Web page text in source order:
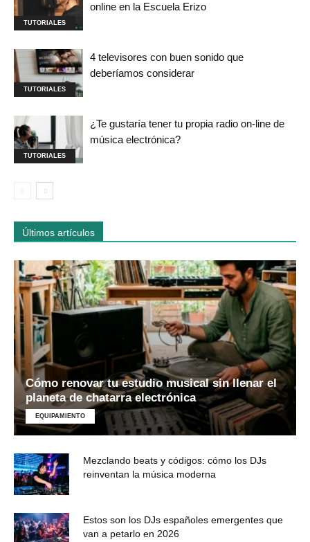
TUTORIALES
online en la Escuela Erizo
TUTORIALES
4 televisores con buen sonido que
deberíamos considerar
TUTORIALES
¿Te gustaría tener tu propia radio on-line de
música electrónica?
Últimos artículos
Cómo renovar tu estudio musical sin llenar el
planeta de chatarra electrónica
EQUIPAMIENTO
Mezclando beats y códigos: cómo los DJs
reinventan la música moderna
Estos son los DJs españoles emergentes que
van a petarlo en 2026